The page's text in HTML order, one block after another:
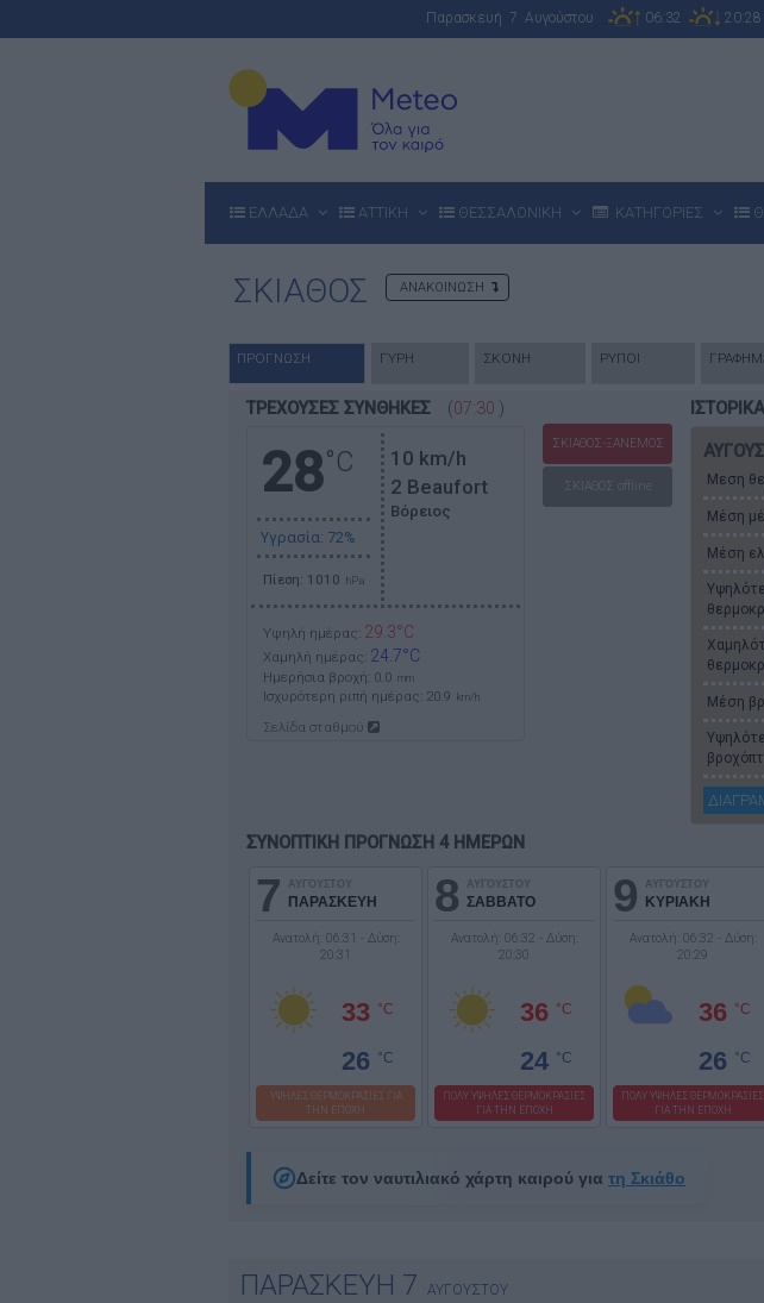
Παρασκευή 7 Αυγούστου 06:32
ΕΛΛΑΔΑ ΑΤΤΙΚΗ ΘΕΣΣΑΛΟΝΙΚΗ ΚΑΤΗΓΟΡΙΕΣ
ΣΚΙΑΘΟΣ ΑΝΑΚΟΙΝΩΣΗ
ΠΡΟΓΝΩΣΗ ΓΥΡΗ ΣΚΟΝΗ ΡΥΠΟΙ
ΤΡΕΧΟΥΣΕΣ ΣΥΝΘΗΚΕΣ (07:30 )
28°C
Υγρασία: 72%
Πίεση: 1010 hPa
10 km/h
2 Beaufort
Βόρειος
Υψηλή ημέρας: 29.3°C
Χαμηλή ημέρας: 24.7°C
Ημερήσια βροχή: 0.0 mm
Ισχυρότερη ριπή ημέρας: 20.9 km/h
Σελίδα σταθμού
ΣΚΙΑΘΟΣ-ΞΑΝΕΜΟΣ
ΣΚΙΑΘΟΣ offline Μεση
Μέση
Μέση
Μέση
ΣΥΝΟΠΤΙΚΗ ΠΡΟΓΝΩΣΗ 4 ΗΜΕΡΩΝ
7 ΑΥΓΟΥΣΤΟΥ
ΠΑΡΑΣΚΕΥΗ
Ανατολή: 06:31 - Δύση:
20:31
33 °C
26 °C
ΥΨΗΛΕΣ ΘΕΡΜΟΚΡΑΣΙΕΣ ΓΙΑ
ΤΗΝ ΕΠΟΧΗ
8 ΑΥΓΟΥΣΤΟΥ
ΣΑΒΒΑΤΟ
Ανατολή: 06:32 - Δύση:
20:30
36 °C
24 °C
ΠΟΛΥ ΥΨΗΛΕΣ ΘΕΡΜΟΚΡΑΣΙΕΣ
ΓΙΑ ΤΗΝ ΕΠΟΧΗ
9 ΑΥΓΟΥΣΤΟΥ
ΚΥΡΙΑΚΗ
Ανατολή: 06:32 - Δύση:
20:29
36 °C
26 °C
ΠΟΛΥ ΥΨΗΛΕΣ ΘΕΡΜΟΚΡΑΣΙΕΣ
ΓΙΑ ΤΗΝ ΕΠΟΧΗ
Δείτε τον ναυτιλιακό χάρτη καιρού για τη Σκιάθο
ΠΑΡΑΣΚΕΥΗ 7 ΑΥΓΟΥΣΤΟΥ